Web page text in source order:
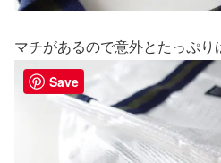
マチがあるので意外とたっぷり
Save